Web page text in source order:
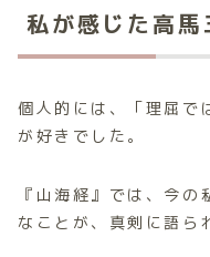
私が感じた高
個人的には、「理屈で
が好きでした。
『山海経』では、今
なことが、真剣に語ら